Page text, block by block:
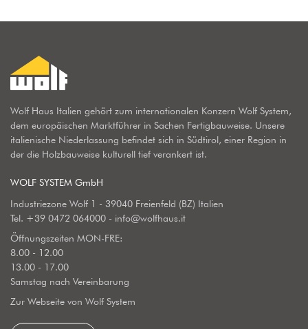
Wolf Haus Italien gehört zum internationalen Konzern Wolf System,
dem europäischen Marktführer in Sachen Fertigbauweise. Unsere
italienische Niederlassung befindet sich in Südtirol, einer Region in
der die Holzbauweise kulturell tief verankert ist.
WOLF SYSTEM GmbH
Industriezone Wolf 1 - 39040 Freienfeld (BZ) Italien
Tel. +39 0472 064000 - info@wolfhaus.it
Öffnungszeiten MON-FRE:
8.00 - 12.00
13.00 - 17.00
Samstag nach Vereinbarung
Zur Webseite von Wolf System